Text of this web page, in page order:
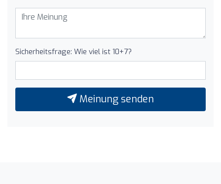
Sicherheitsfrage: Wie viel ist 10+7?
Meinung senden